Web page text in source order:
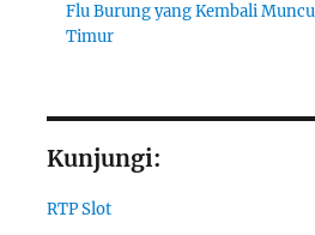
Flu Burung yang Kembali
Timur
Kunjungi:
RTP Slot